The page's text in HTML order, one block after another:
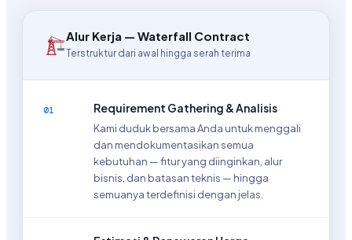
Alur Kerja — Waterfall Contract
Terstruktur dari awal hingga serah terima
01 Requirement Gathering & Analisis
Kami duduk bersama Anda untuk menggali
dan mendokumentasikan semua
kebutuhan — fitur yang diinginkan, alur
bisnis, dan batasan teknis — hingga
semuanya terdefinisi dengan jelas.